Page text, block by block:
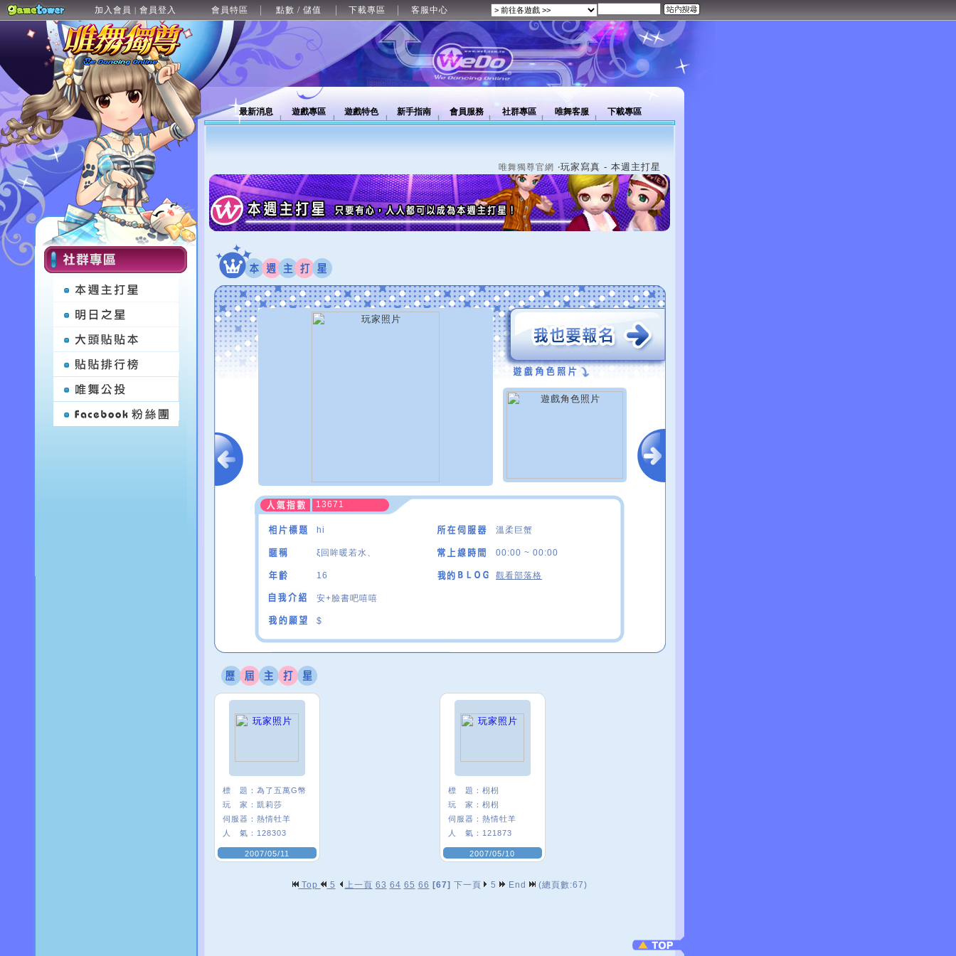
加入會員 | 會員登入 會員特區 點數 / 儲值 下載專區 客服中心
最新消息 遊戲專區 遊戲特色 新手指南 會員服務 社群專區 唯舞客服 下載專區
唯舞獨尊官網 ‧玩家寫真 - 本週主打星
13671
hi 溫柔巨蟹
ξ回眸暖若水、 00:00 ~ 00:00
16 觀看部落格
安+臉書吧嘻嘻
$
標 題： 為了五萬G幣
玩 家： 凱莉莎
伺服器： 熱情牡羊
人 氣： 128303
2007/05/11
標 題： 枴枴
玩 家： 枴枴
伺服器： 熱情牡羊
人 氣： 121873
2007/05/10
Top 5 上一頁 63 64 65 66 [67] 下一頁 5 End (總頁數:67)